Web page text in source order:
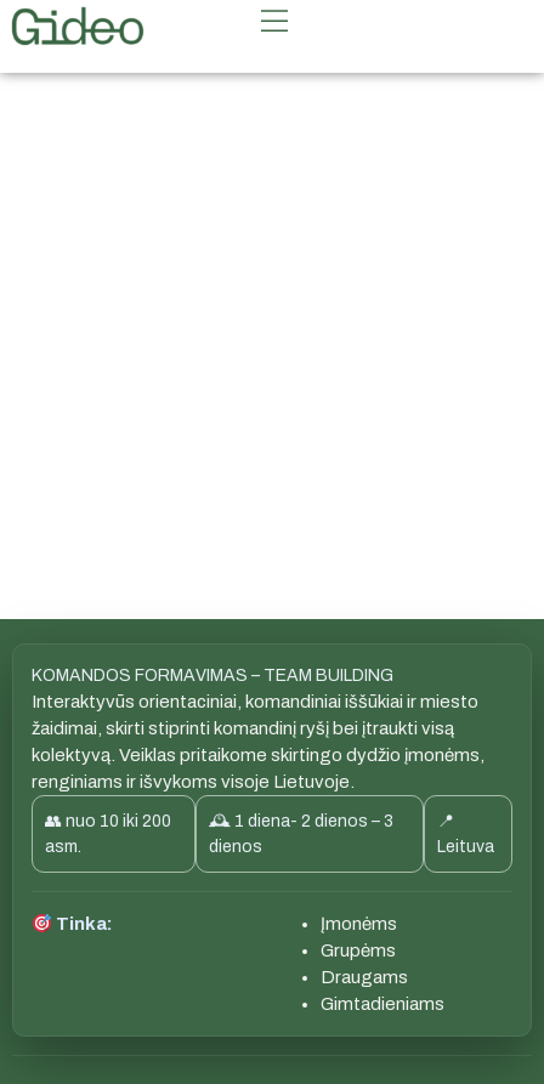
KOMANDOS FORMAVIMAS – TEAM BUILDING
Interaktyvūs orientaciniai, komandiniai iššūkiai ir miesto
žaidimai, skirti stiprinti komandinį ryšį bei įtraukti visą
kolektyvą. Veiklas pritaikome skirtingo dydžio įmonėms,
renginiams ir išvykoms visoje Lietuvoje.
👥 nuo 10 iki 200
asm.
🕰 1 diena- 2 dienos – 3
dienos
📍
Leituva
Tinka:
Įmonėms
Grupėms
Draugams
Gimtadieniams